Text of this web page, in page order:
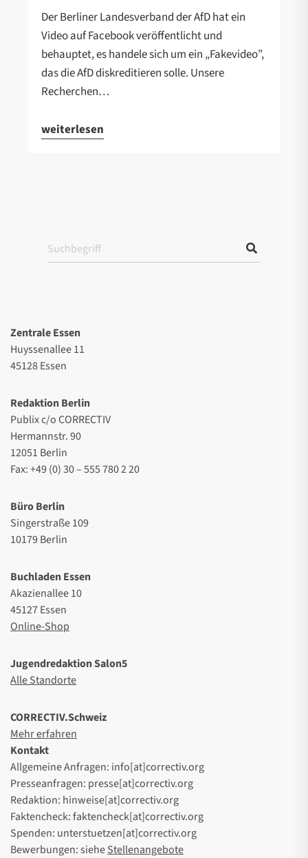
Der Berliner Landesverband der AfD hat ein
Video auf Facebook veröffentlicht und
behauptet, es handele sich um ein „Fakevideo”,
das die AfD diskreditieren solle. Unsere
Recherchen…
weiterlesen
Zentrale Essen
Huyssenallee 11
45128 Essen
Redaktion Berlin
Publix c/o CORRECTIV
Hermannstr. 90
12051 Berlin
Fax: +49 (0) 30 – 555 780 2 20
Büro Berlin
Singerstraße 109
10179 Berlin
Buchladen Essen
Akazienallee 10
45127 Essen
Online-Shop
Jugendredaktion Salon5
Alle Standorte
CORRECTIV.Schweiz
Mehr erfahren
Kontakt
Allgemeine Anfragen: info[at]correctiv.org
Presseanfragen: presse[at]correctiv.org
Redaktion: hinweise[at]correctiv.org
Faktencheck: faktencheck[at]correctiv.org
Spenden: unterstuetzen[at]correctiv.org
Bewerbungen: sieheStellenangebote